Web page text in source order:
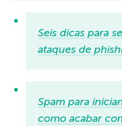
Seis dicas para
ataques de
Spam para
como acabar